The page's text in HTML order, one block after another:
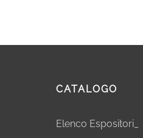
CATALOGO
Elenco Espositori_